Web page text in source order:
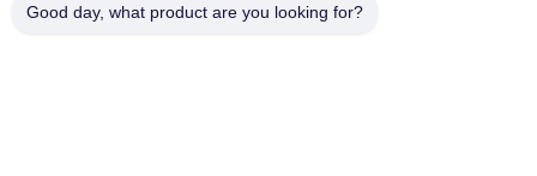
Schokoladenbohnen Nüsse Snacks
Good day, what product are you looking for?